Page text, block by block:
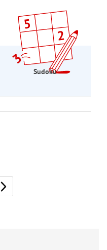
Sudoku